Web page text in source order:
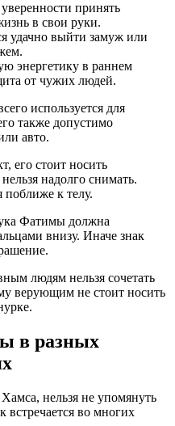
принять
в свои руки.
удачно выйти замуж или
энергетику в раннем
от чужих людей.
используется для
также допустимо
авто.
его стоит носить
надолго снимать.
к телу.
Фатимы должна
внизу. Иначе знак
людям нельзя сочетать
верующим не стоит носить
в разных
нельзя не упомянуть
во многих